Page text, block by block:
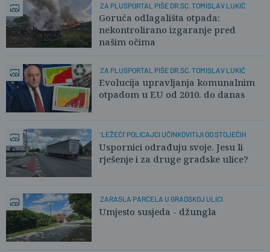
ZA PLUSPORTAL PIŠE DR.SC. TOMISLAV LUKIĆ
Goruća odlagališta otpada:
nekontrolirano izgaranje pred
našim očima
ZA PLUSPORTAL PIŠE DR.SC. TOMISLAV LUKIĆ
Evolucija upravljanja komunalnim
otpadom u EU od 2010. do danas
'LEŽEĆI' POLICAJCI UČINKOVITIJI OD STOJEĆIH
Uspornici odrađuju svoje. Jesu li
rješenje i za druge gradske ulice?
ZARASLA PARCELA U GRADSKOJ ULICI
Umjesto susjeda - džungla